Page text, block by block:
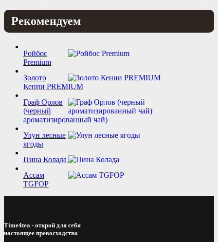
Рекомендуем
Ройбос
Premium
Золото
Кении PREMIUM
Граф Орлов
(черный
ароматизированный чай)
Улун лесные
ягоды
Пина Колада
Ассам
TGFOP
Time4tea - открой для себя
настоящее превосходство